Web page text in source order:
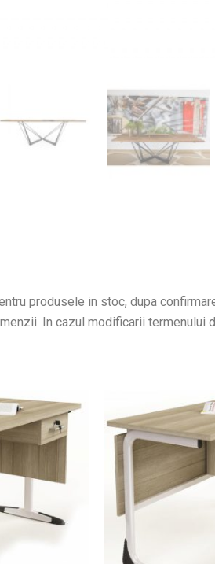
produsele in stoc, dupa
In cazul modificarii termenului